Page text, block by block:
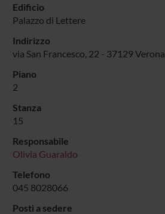
Edificio
Palazzo di Lettere
Indirizzo
via San Francesco, 22 - 37129 Verona
Piano
2
Stanza
15
Responsabile
Olivia Guaraldo
Telefono
045 8028066
Posti a sedere